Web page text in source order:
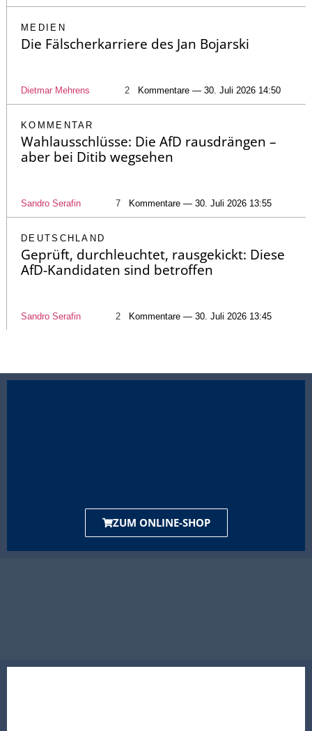
MEDIEN
Die Fälscherkarriere des Jan Bojarski
Dietmar Mehrens 2 Kommentare — 30. Juli 2026 14:50
KOMMENTAR
Wahlausschlüsse: Die AfD rausdrängen –
aber bei Ditib wegsehen
Sandro Serafin 7 Kommentare — 30. Juli 2026 13:55
DEUTSCHLAND
Geprüft, durchleuchtet, rausgekickt: Diese
AfD-Kandidaten sind betroffen
Sandro Serafin 2 Kommentare — 30. Juli 2026 13:45
ZUM ONLINE-SHOP